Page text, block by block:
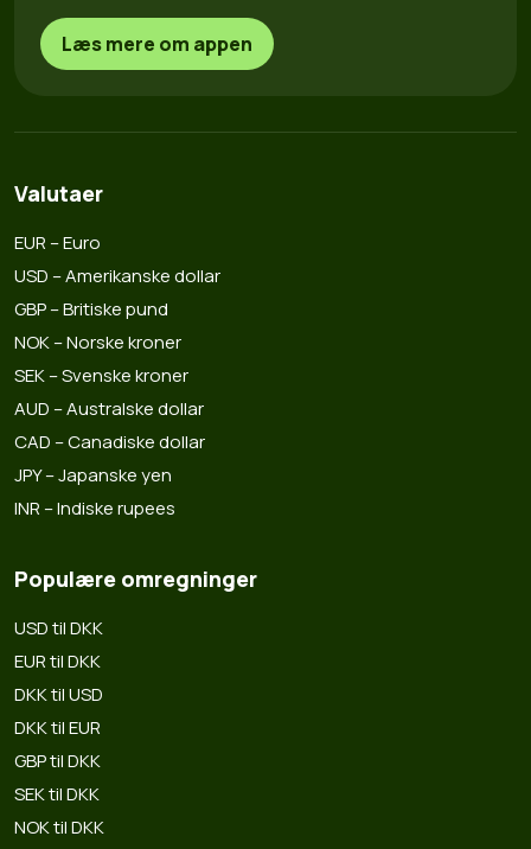
Læs mere om appen
Valutaer
EUR – Euro
USD – Amerikanske dollar
GBP – Britiske pund
NOK – Norske kroner
SEK – Svenske kroner
AUD – Australske dollar
CAD – Canadiske dollar
JPY – Japanske yen
INR – Indiske rupees
Populære omregninger
USD til DKK
EUR til DKK
DKK til USD
DKK til EUR
GBP til DKK
SEK til DKK
NOK til DKK